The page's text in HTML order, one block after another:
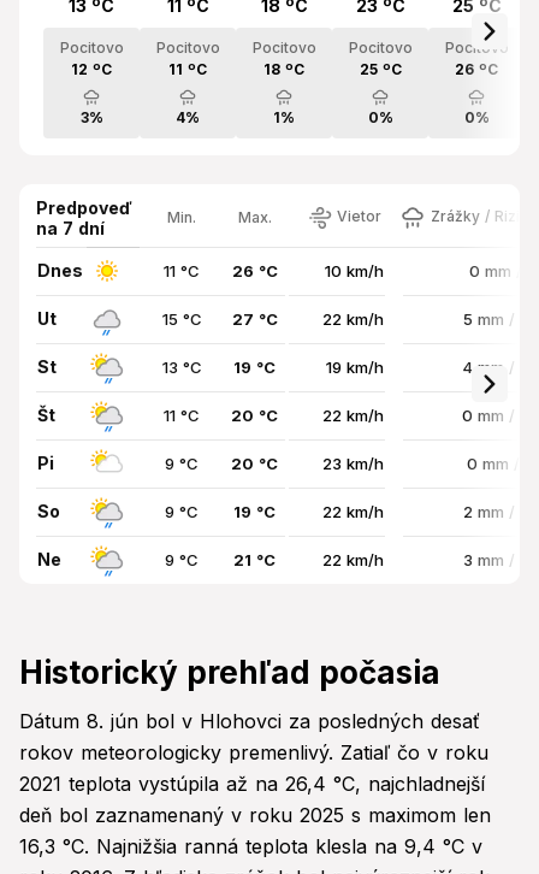
13 ºC
Pocitovo
12 ºC
3%
11 ºC
Pocitovo
11 ºC
4%
18 ºC
Pocitovo
18 ºC
1%
23 ºC
Pocitovo
25 ºC
0%
25 ºC
Pocitovo
26 ºC
0%
Predpoveď
na 7 dní
Min. Max. Vietor Zrážky /
Dnes 11 °C 26 °C 10 km/h 0 mm /
Ut 15 °C 27 °C 22 km/h 5 mm /
St 13 °C 19 °C 19 km/h 4 mm /
Št 11 °C 20 °C 22 km/h 0 mm /
Pi 9 °C 20 °C 23 km/h 0 mm /
So 9 °C 19 °C 22 km/h 2 mm /
Ne 9 °C 21 °C 22 km/h 3 mm /
Historický prehľad počasia
Dátum 8. jún bol v Hlohovci za posledných desať
rokov meteorologicky premenlivý. Zatiaľ čo v roku
2021 teplota vystúpila až na 26,4 °C, najchladnejší
deň bol zaznamenaný v roku 2025 s maximom len
16,3 °C. Najnižšia ranná teplota klesla na 9,4 °C v